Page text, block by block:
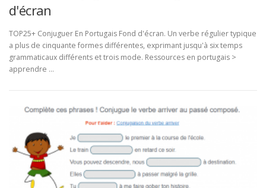
d'écran
TOP25+ Conjuguer En Portugais Fond d'écran. Un verbe régulier typique
a plus de cinquante formes différentes, exprimant jusqu'à six temps
grammaticaux différents et trois mode. Ressources en portugais >
apprendre …